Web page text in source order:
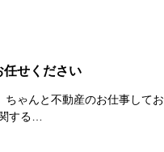
任せください
ゃんと不動産のお仕事してお
する…